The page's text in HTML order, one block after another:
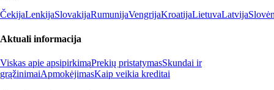
ČekijaLenkijaSlovakijaRumunijaVengrijaKroatijaLietuvaLatvija
Aktuali informacija
Viskas apie apsipirkimąPrekių pristatymasSkundai ir
grąžinimaiApmokėjimasKaip veikia kreditai